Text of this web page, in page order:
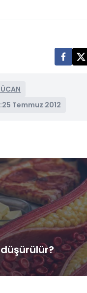
25 Temmuz 2012